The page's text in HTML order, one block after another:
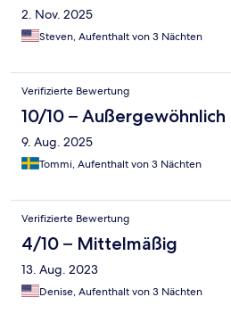
2. Nov. 2025
Steven, Aufenthalt von 3 Nächten
Verifizierte Bewertung
10/10 – Außergewöhnlich
9. Aug. 2025
Tommi, Aufenthalt von 3 Nächten
Verifizierte Bewertung
4/10 – Mittelmäßig
13. Aug. 2023
Denise, Aufenthalt von 3 Nächten